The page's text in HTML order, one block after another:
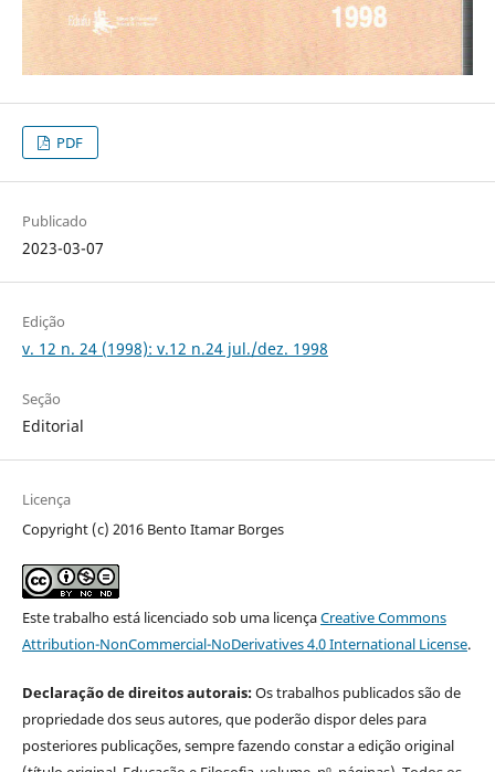
PDF
Publicado
2023-03-07
Edição
v. 12 n. 24 (1998): v.12 n.24 jul./dez. 1998
Seção
Editorial
Licença
Copyright (c) 2016 Bento Itamar Borges
Este trabalho está licenciado sob uma licençaCreative Commons
Attribution-NonCommercial-NoDerivatives 4.0 International License.
Declaração de direitos autorais:Os trabalhos publicados são de
propriedade dos seus autores, que poderão dispor deles para
posteriores publicações, sempre fazendo constar a edição original